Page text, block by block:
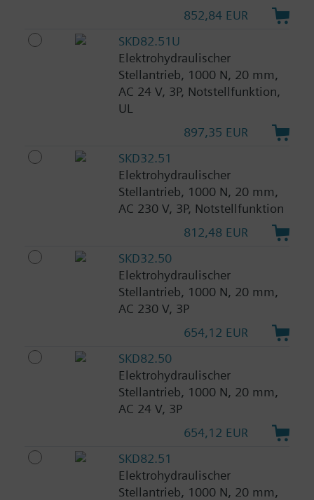
852,84 EUR
SKD82.51U
Elektrohydraulischer
Stellantrieb, 1000 N, 20 mm,
AC 24 V, 3P, Notstellfunktion,
UL
897,35 EUR
SKD32.51
Elektrohydraulischer
Stellantrieb, 1000 N, 20 mm,
AC 230 V, 3P, Notstellfunktion
812,48 EUR
SKD32.50
Elektrohydraulischer
Stellantrieb, 1000 N, 20 mm,
AC 230 V, 3P
654,12 EUR
SKD82.50
Elektrohydraulischer
Stellantrieb, 1000 N, 20 mm,
AC 24 V, 3P
654,12 EUR
SKD82.51
Elektrohydraulischer
Stellantrieb, 1000 N, 20 mm,